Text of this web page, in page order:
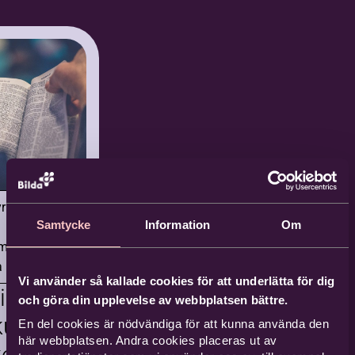
Samtycke Information Om
Vi använder så kallade cookies för att underlätta för dig
och göra din upplevelse av webbplatsen bättre.
En del cookies är nödvändiga för att kunna använda den
här webbplatsen. Andra cookies placeras ut av
i Gamla
Sockenstugan Silja
till
i
Kika in på
kaffe och
din
oss.
i